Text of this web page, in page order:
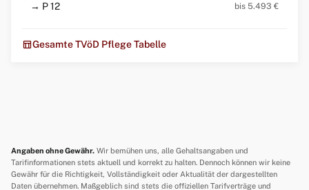
→ P 12 bis 5.493 €
table_chartGesamte TVöD Pflege Tabelle
Angaben ohne Gewähr. Wir bemühen uns, alle Gehaltsangaben und
Tarifinformationen stets aktuell und korrekt zu halten. Dennoch können wir keine
Gewähr für die Richtigkeit, Vollständigkeit oder Aktualität der dargestellten
Daten übernehmen. Maßgeblich sind stets die offiziellen Tarifverträge und